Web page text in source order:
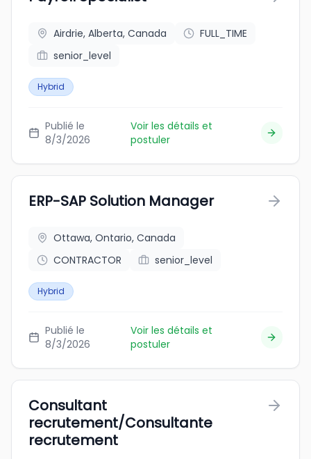
Airdrie, Alberta, Canada
FULL_TIME
senior_level
Hybrid
Publié le
8/3/2026
Voir les détails et
postuler
ERP-SAP Solution Manager
Ottawa, Ontario, Canada
CONTRACTOR
senior_level
Hybrid
Publié le
8/3/2026
Voir les détails et
postuler
Consultant
recrutement/Consultante
recrutement